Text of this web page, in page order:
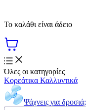
Το καλάθι είναι άδειο
Όλες οι κατηγορίες
Κορεάτικα Καλλυντικά
Ψάχνεις για δροσιά;